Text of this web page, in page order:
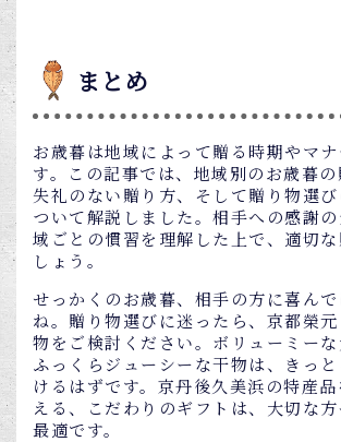
まとめ
お歳暮は地域によって贈る時期やマ
す。この記事では、地域別のお歳暮の
失礼のない贈り方、そして贈り物選
ついて解説しました。相手への感謝
域ごとの慣習を理解した上で、適切な
しょう。
せっかくのお歳暮、相手の方に喜ん
ね。贈り物選びに迷ったら、京都榮
物をご検討ください。ボリューミーな
ふっくらジューシーな干物は、きっ
けるはずです。京丹後久美浜の特産
える、こだわりのギフトは、大切な
最適です。